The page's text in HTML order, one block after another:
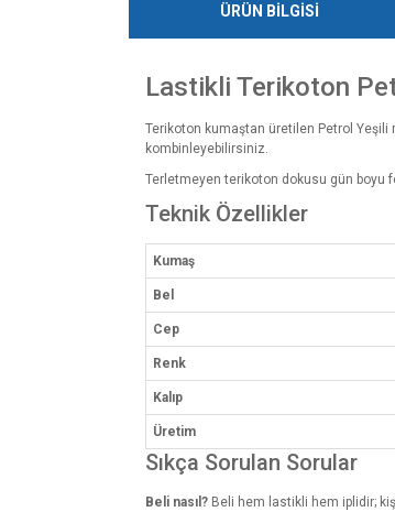
ÜRÜN BİLGİSİ
Lastikli Terikoton
Terikoton kumaştan üretilen Petrol Yeşili
kombinleyebilirsiniz.
Terletmeyen terikoton dokusu gün boyu
Teknik Özellikler
Kumaş
Bel
Cep
Renk
Kalıp
Üretim
Sıkça Sorulan Sorular
Beli nasıl? Beli hem lastikli hem iplidir;